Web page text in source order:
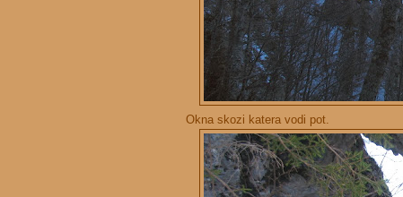
Okna skozi katera vodi pot.